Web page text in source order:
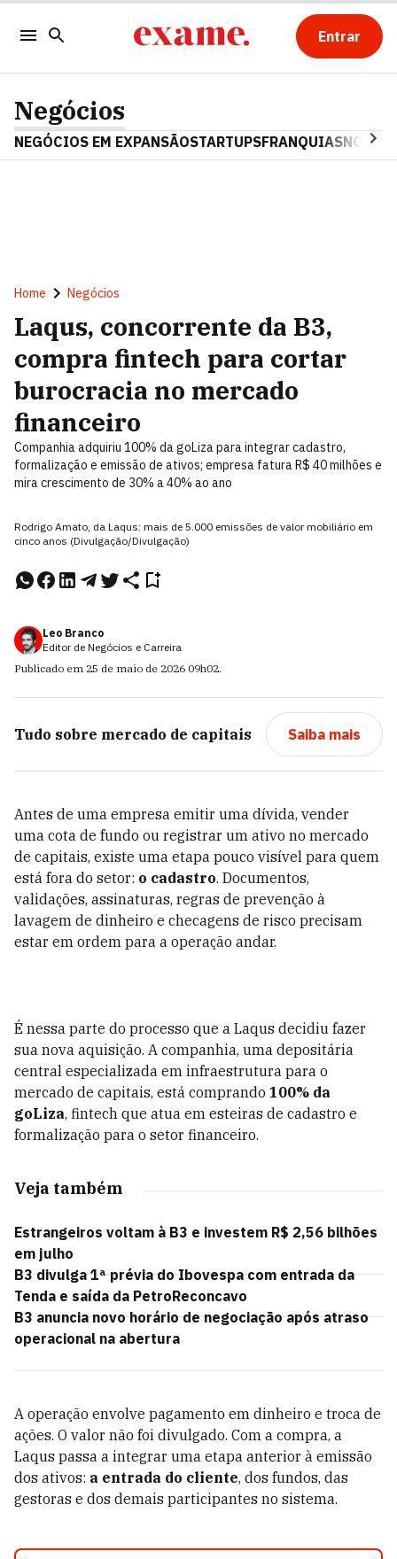
Entrar
Negócios
NEGÓCIOS EM EXPANSÃOSTARTUPSFRANQUIAS
Home Negócios
Laqus, concorrente da B3,
compra fintech para cortar
burocracia no mercado
financeiro
Companhia adquiriu 100% da goLiza para integrar cadastro,
formalização e emissão de ativos; empresa fatura R$ 40 milhões e
mira crescimento de 30% a 40% ao ano
Rodrigo Amato, da Laqus: mais de 5.000 emissões de valor mobiliário em
cinco anos (Divulgação/Divulgação)
Leo Branco
Editor de Negócios e Carreira
Publicado em 25 de maio de 2026 09h02.
Tudo sobre mercado de capitais Saiba mais
Antes de uma empresa emitir uma dívida, vender
uma cota de fundo ou registrar um ativo no mercado
de capitais, existe uma etapa pouco visível para quem
está fora do setor: o cadastro. Documentos,
validações, assinaturas, regras de prevenção à
lavagem de dinheiro e checagens de risco precisam
estar em ordem para a operação andar.
É nessa parte do processo que a Laqus decidiu fazer
sua nova aquisição. A companhia, uma depositária
central especializada em infraestrutura para o
mercado de capitais, está comprando 100% da
goLiza, fintech que atua em esteiras de cadastro e
formalização para o setor financeiro.
Veja também
Estrangeiros voltam à B3 e investem R$ 2,56 bilhões
em julho
B3 divulga 1ª prévia do Ibovespa com entrada da
Tenda e saída da PetroReconcavo
B3 anuncia novo horário de negociação após atraso
operacional na abertura
A operação envolve pagamento em dinheiro e troca de
ações. O valor não foi divulgado. Com a compra, a
Laqus passa a integrar uma etapa anterior à emissão
dos ativos: a entrada do cliente, dos fundos, das
gestoras e dos demais participantes no sistema.